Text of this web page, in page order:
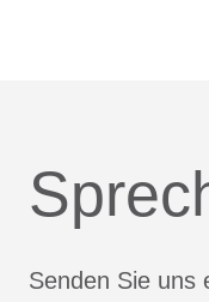
Senden Sie uns